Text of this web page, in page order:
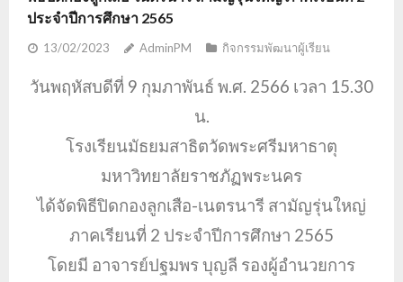
ประจำปีการศึกษา 2565
13/02/2023 AdminPM กิจกรรมพัฒนาผู้เรียน
วันพฤหัสบดีที่ 9 กุมภาพันธ์ พ.ศ. 2566 เวลา 15.30
น.
โรงเรียนมัธยมสาธิตวัดพระศรีมหาธาตุ
มหาวิทยาลัยราชภัฏพระนคร
ได้จัดพิธีปิดกองลูกเสือ-เนตรนารี สามัญรุ่นใหญ่
ภาคเรียนที่ 2 ประจำปีการศึกษา 2565
โดยมี อาจารย์ปฐมพร บุญลี รองผู้อำนวยการ